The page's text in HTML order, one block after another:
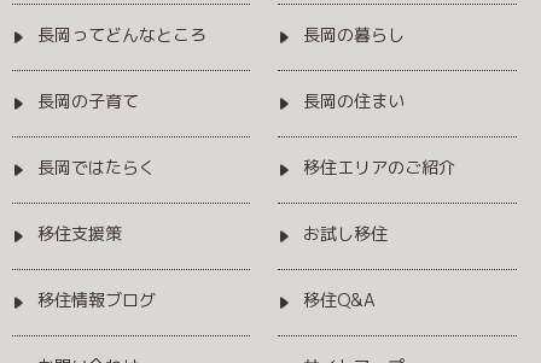
長岡ってどんなところ
長岡の子育て
長岡ではたらく
移住支援策
移住情報ブログ
長岡の暮らし
長岡の住まい
移住エリアのご紹介
お試し移住
移住Q&A